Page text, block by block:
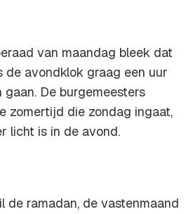
van maandag bleek dat
de avondklok graag een uur
De burgemeesters
zomertijd die zondag ingaat,
licht is in de avond.
de ramadan, de vastenmaand